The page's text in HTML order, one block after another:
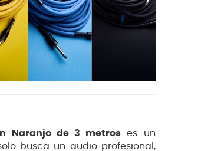
Naranjo de 3 metros es un
busca un audio profesional,